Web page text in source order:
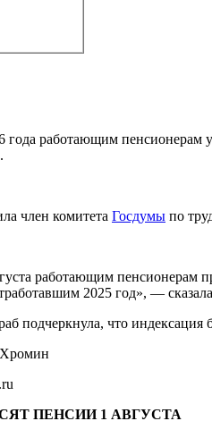
года работающим
член комитета Госдумы по
работающим пенсионерам
2025 год», —
подчеркнула, что индексация
ПЕНСИИ 1 АВГУСТА